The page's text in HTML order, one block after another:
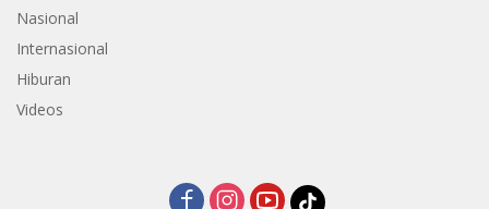
Nasional
Internasional
Hiburan
Videos